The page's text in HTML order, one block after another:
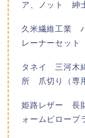
ア、ノット 紳
久米繊維工業
レーナーセット
タネイ 三河木
所 爪切り（専
姫路レザー 長
ォームピロープ